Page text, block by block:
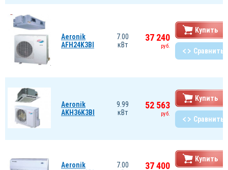
Aeronik
AFH24K3BI
7.00
кВт
37 240
руб.
Купить
Сравнить
Aeronik
AKH36K3BI
9.99
кВт
52 563
руб.
Купить
Сравнить
Aeronik
7.00
37 400
Купить